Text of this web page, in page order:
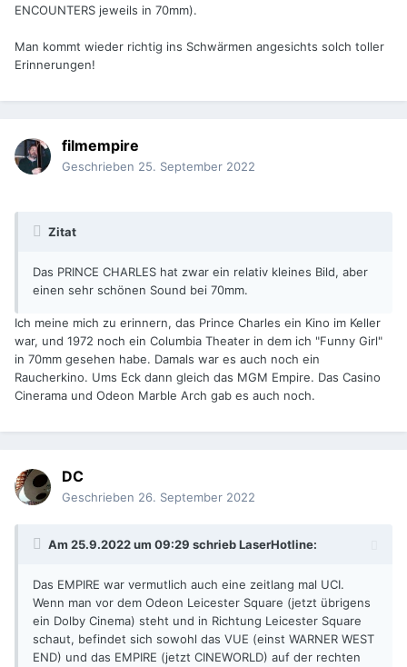
ENCOUNTERS jeweils in 70mm).
Man kommt wieder richtig ins Schwärmen angesichts solch toller
Erinnerungen!
filmempire
Geschrieben 25. September 2022
Zitat
Das PRINCE CHARLES hat zwar ein relativ kleines Bild, aber
einen sehr schönen Sound bei 70mm.
Ich meine mich zu erinnern, das Prince Charles ein Kino im Keller
war, und 1972 noch ein Columbia Theater in dem ich "Funny Girl"
in 70mm gesehen habe. Damals war es auch noch ein
Raucherkino. Ums Eck dann gleich das MGM Empire. Das Casino
Cinerama und Odeon Marble Arch gab es auch noch.
DC
Geschrieben 26. September 2022
Am 25.9.2022 um 09:29 schriebLaserHotline:
Das EMPIRE war vermutlich auch eine zeitlang mal UCI.
Wenn man vor dem Odeon Leicester Square (jetzt übrigens
ein Dolby Cinema) steht und in Richtung Leicester Square
schaut, befindet sich sowohl das VUE (einst WARNER WEST
END) und das EMPIRE (jetzt CINEWORLD) auf der rechten